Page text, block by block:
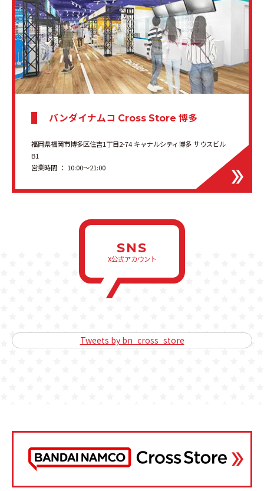
バンダイナムコ Cross Store 博多
福岡県福岡市博多区住吉1丁目2-74 キャナルシティ博多 サウスビル
B1
営業時間 ： 10:00〜21:00
SNS
X公式アカウント
Tweets by bn_cross_store